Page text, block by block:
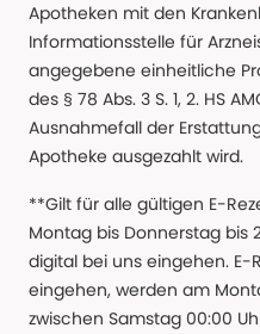
Apotheken mit den
Informationsstelle für
angegebene einheitliche
des § 78 Abs. 3 S. 1, 2. HS
Ausnahmefall der
Apotheke ausgezahlt wird.
**Gilt für alle gültigen E-
Montag bis Donnerstag bis
digital bei uns eingehen. E-
eingehen, werden am
zwischen Samstag 00:00